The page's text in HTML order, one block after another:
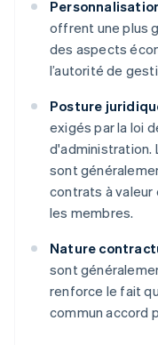
offrent une plus
des aspects
l’autorité de
Posture
exigés par la loi
d'administration.
sont
contrats à
les membres.
Nature
sont
renforce le fait
commun accord